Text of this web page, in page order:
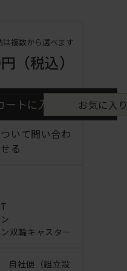
は複数から選べます
（税込）
ートに入れる お気に入
いて問い合わ
せる
双輪キャスター
自社便（組立設